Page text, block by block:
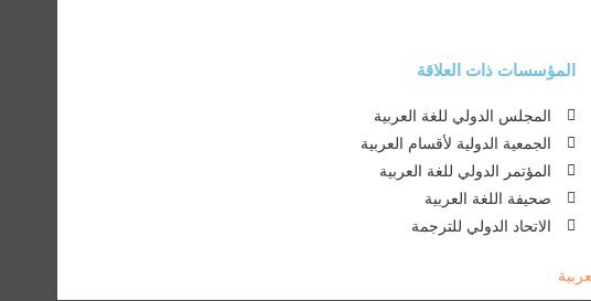
المؤسسات ذات العلاقة
المجلس الدولي للغة العربية
الجمعية الدولية لأقسام العربية
المؤتمر الدولي للغة العربية
صحيفة اللغة العربية
الاتحاد الدولي للترجمة